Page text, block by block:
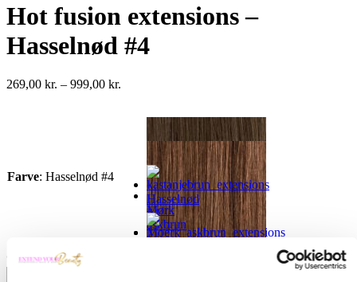
Hot fusion extensions –
Hasselnød #4
269,00 kr. – 999,00 kr.
999,00 kr.
Farve: Hasselnød #4
Hasselnød
#4
Mørk
askbrun
/
Gram: Ingen valgt